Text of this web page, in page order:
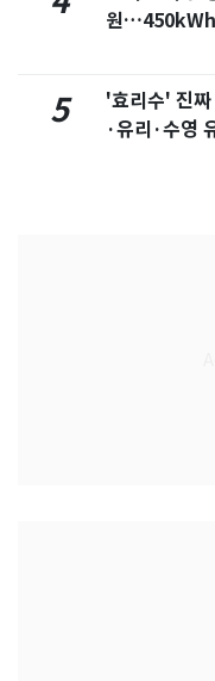
원…450kWh
5
'효리수' 진
·유리·수영